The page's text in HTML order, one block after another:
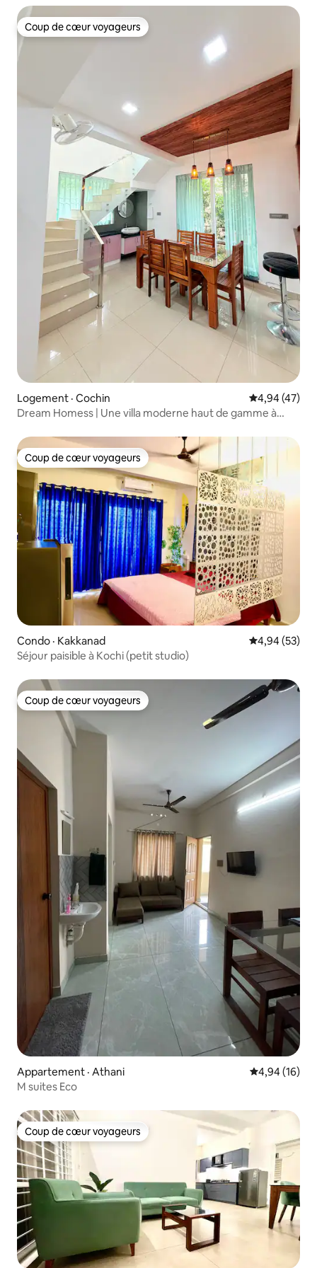
Coup de cœur voyageurs
Coup de cœur voyageurs
Logement · Cochin Note
4,94 (47)
Dream Homess | Une villa moderne haut de gamme à
Coup de cœur voyageurs
Coup de cœur voyageurs
Condo · Kakkanad Note
4,94 (53)
Séjour paisible à Kochi (petit studio)
Coup de cœur voyageurs
Coup de cœur voyageurs
Appartement · Athani Note
4,94 (16)
M suites Eco
Coup de cœur voyageurs
Coup de cœur voyageurs